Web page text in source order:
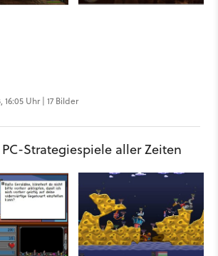
Uhr | 17 Bilder
Strategiespiele aller Zeiten